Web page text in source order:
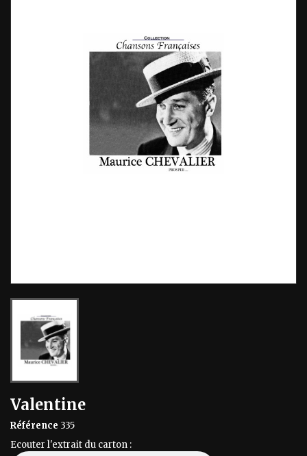
Valentine
Référence 335
Ecouter l'extrait du carton :